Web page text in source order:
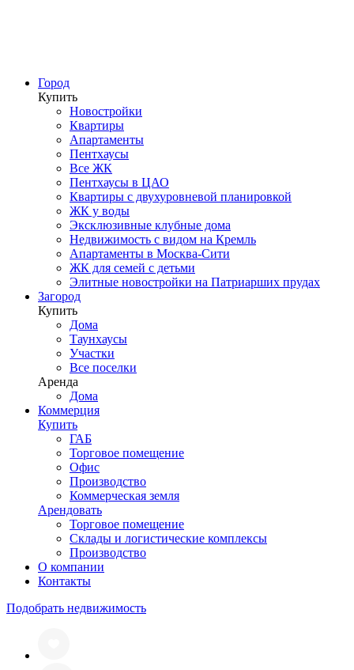
Город
Купить
Новостройки
Квартиры
Апартаменты
Пентхаусы
Все ЖК
Пентхаусы в ЦАО
Квартиры с двухуровневой планировкой
ЖК у воды
Эксклюзивные клубные дома
Недвижимость с видом на Кремль
Апартаменты в Москва-Сити
ЖК для семей с детьми
Элитные новостройки на Патриарших прудах
Загород
Купить
Дома
Таунхаусы
Участки
Все поселки
Аренда
Дома
Коммерция
Купить
ГАБ
Торговое помещение
Офис
Производство
Коммерческая земля
Арендовать
Торговое помещение
Склады и логистические комплексы
Производство
О компании
Контакты
Подобрать недвижимость